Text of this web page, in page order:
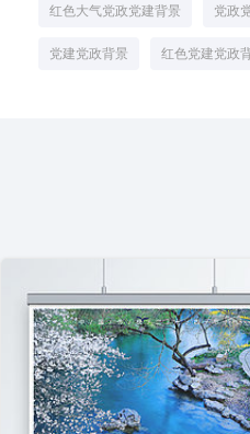
红色大气党政党建背景 党政
党建党政背景 红色党建党政